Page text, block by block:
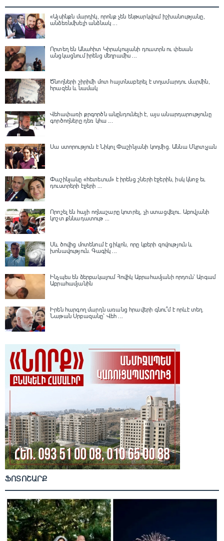
«Այսինքն մարդիկ, որոնք չեն ենթարկվում իշխանությանը,
անձեռնմխելի անձնակ ...
Որտեղ են Անահիտ Կիրակոսյանի դուստրն ու փեսան
անցկացնում իրենց մեղրամիս ...
Ծնողների շիրիմի մոտ հայտնաբերել է տղամարդու մարմին,
հրազեն և նամակ
Վեհափառի քրգործն անընդունելի է, այս անարդարությունը
գործողները դեռ կհա ...
Սա ստորություն է Նիկոլ Փաշինյանի կողմից․ Աննա Մկրտչյան
Փաշինյանը «հետեւում» է իրենց շների էջերին, իսկ կնոջ եւ
դուստրերի էջերի ...
Որոշել են հայի ողնաշարը կոտրել, չի ստացվելու․ Աբովյանի
կոշտ քննադատութ ...
Սև ծովից մոտենում է ցիկլոն, որը կբերի զովություն և
խոնավություն․ Գագիկ ...
Ինչպես են ձերբակալում Հովիկ Աբրահամյանի որդուն՝ Արգամ
Աբրահամյանին
Իրեն հարգող մարդն առանց հրավերի գնու՞մ է որևէ տեղ.
Նաթան Սրբազանը՝ Վեհ ...
ՖՈՏՈՇԱՐՔ